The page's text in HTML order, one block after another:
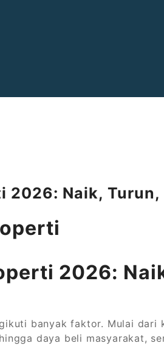
2026: Naik,
2026:
banyak faktor. Mulai dari
daya beli masyarakat,